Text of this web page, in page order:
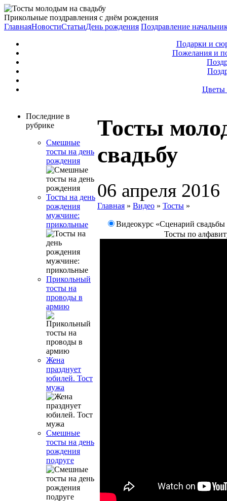
Прикольные поздравления с днём рождения
ГлавнаяНовостиСтатьиДень рождения Поздравление
Подарки и
Пожелания и
Цветы
Последние в
рубрике
Смешные
тосты на день
рождения
Тосты на день
рождения
мужчине:
прикольные
Прикольный
тосты на
проводы в
армию
Жена
празднует
юбилей. Тост
мужа
Смешные
тосты на день
рождения
подруге
Тосты
свадьбу
06 апреля 2016
Главная » Видео » Тосты »
Видеокурс «Сценарий
Тосты по